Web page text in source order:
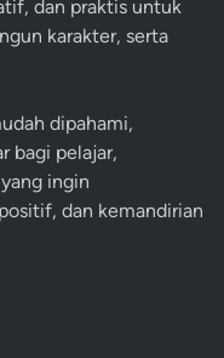
dan praktis untuk
karakter, serta
dipahami,
bagi pelajar,
ingin
dan kemandirian